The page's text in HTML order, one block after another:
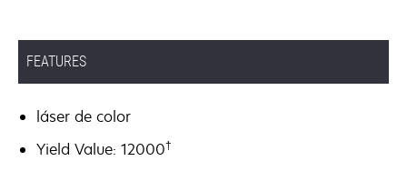
FEATURES
láser de color
Yield Value: 12000†